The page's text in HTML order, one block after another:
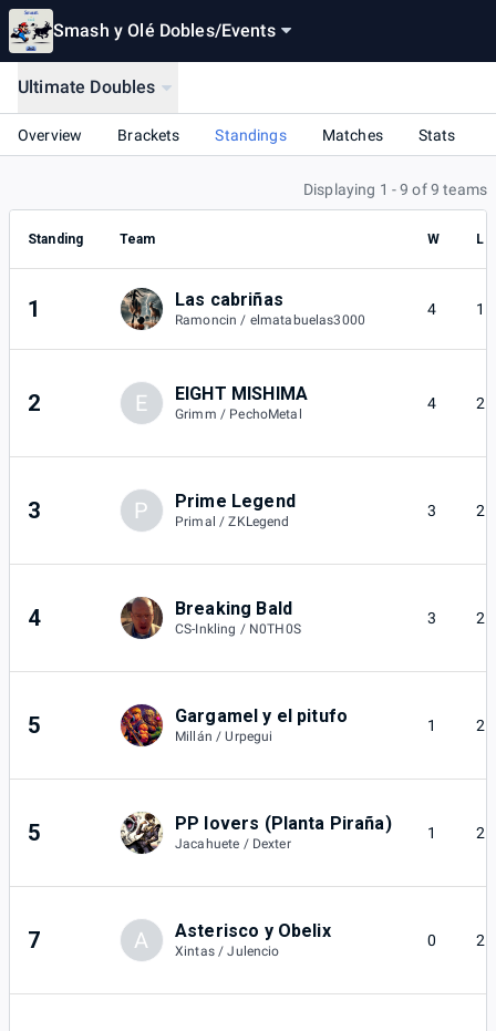
Smash y Olé Dobles/Events
Ultimate Doubles
Overview Brackets Standings Matches Stats
Displaying 1 - 9 of 9 teams
Standing Team W L
1 Las cabriñas
Ramoncin / elmatabuelas3000
4 1
2 E EIGHT MISHIMA
Grimm / PechoMetal
4 2
3 P Prime Legend
Primal / ZKLegend
3 2
4 Breaking Bald
CS-Inkling / N0TH0S
3 2
5 Gargamel y el pitufo
Millán / Urpegui
1 2
5 PP lovers (Planta Piraña)
Jacahuete / Dexter
1 2
7 A Asterisco y Obelix
Xintas / Julencio
0 2